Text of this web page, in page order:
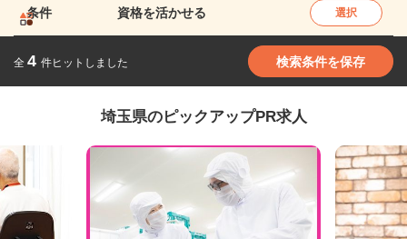
条件 資格を活かせる 選択
全 4 件ヒットしました 検索条件を保存
埼玉県のピックアップPR求人